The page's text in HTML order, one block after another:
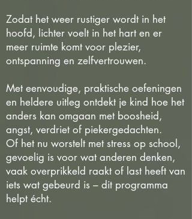
Zodat het weer rustiger wordt in het
hoofd, lichter voelt in het hart en er
meer ruimte komt voor plezier,
ontspanning en zelfvertrouwen.
Met eenvoudige, praktische oefeningen
en heldere uitleg ontdekt je kind hoe het
anders kan omgaan met boosheid,
angst, verdriet of piekergedachten.
Of het nu worstelt met stress op school,
gevoelig is voor wat anderen denken,
vaak overprikkeld raakt of last heeft van
iets wat gebeurd is – dit programma
helpt écht.